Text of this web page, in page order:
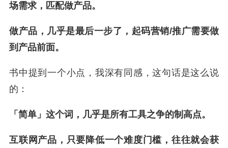
场需求，匹配做产品。
做产品，几乎是最后一步了， 起码营销/推广需要做
到产品前面。
书中提到一个小点，我深有同感，这句话是这么说
的：
「简单」这个词，几乎是所有工具之争的制高点。
互联网产品，只要降低一个难度门槛，往往就会获